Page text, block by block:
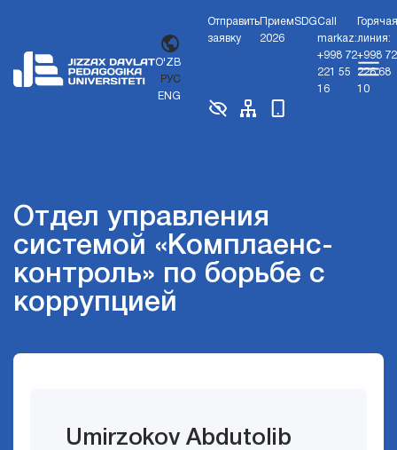
O'ZB
РУС
ENG
Отправить
заявку
Прием
2026
SDGCall
markaz:
+998 72
221 55
16
Горячая
линия:
+998 72
226 68
10
Отдел управления
системой «Комплаенс-
контроль» по борьбе с
коррупцией
Umirzokov Abdutolib